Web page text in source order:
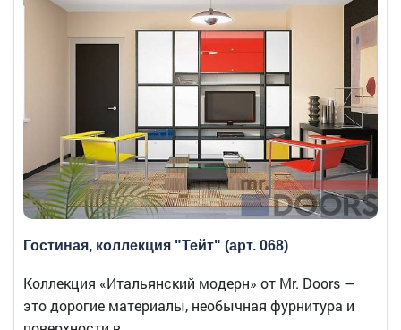
Гостиная, коллекция "Тейт" (арт. 068)
Коллекция «Итальянский модерн» от Mr. Doors —
это дорогие материалы, необычная фурнитура и